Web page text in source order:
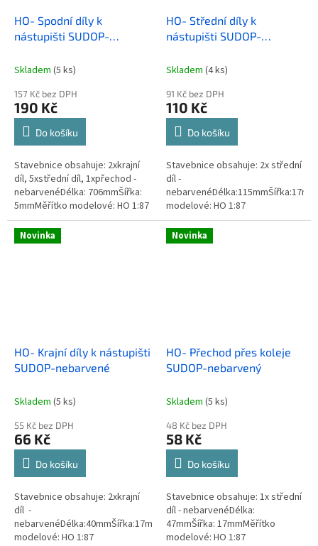
HO- Spodní díly k
nástupišti SUDOP-
Skladem (5 ks)
157 Kč bez DPH
190 Kč
Do košíku
Stavebnice obsahuje: 2xkrajní
díl, 5xstřední díl, 1xpřechod -
nebarvenéDélka: 706mmŠířka:
5mmMěřítko modelové: HO 1:87
HO- Střední díly k
nástupišti SUDOP-
Skladem (4 ks)
91 Kč bez DPH
110 Kč
Do košíku
Stavebnice obsahuje: 2x střední
díl -
modelové: HO 1:87
Novinka
HO- Krajní díly k nástupišti
SUDOP-nebarvené
Skladem (5 ks)
55 Kč bez DPH
66 Kč
Do košíku
Stavebnice obsahuje: 2xkrajní
díl -
nebarvenéDélka:40mmŠířka:17mmMěřítko
modelové: HO 1:87
Novinka
HO- Přechod přes koleje
SUDOP-nebarvený
Skladem (5 ks)
48 Kč bez DPH
58 Kč
Do košíku
Stavebnice obsahuje: 1x střední
díl - nebarvenéDélka:
47mmŠířka: 17mmMěřítko
modelové: HO 1:87